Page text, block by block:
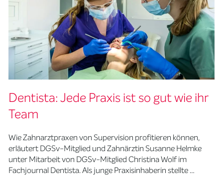
Dentista: Jede Praxis ist so gut wie ihr
Team
Wie Zahnarztpraxen von Supervision profitieren können,
erläutert DGSv-Mitglied und Zahnärztin Susanne Helmke
unter Mitarbeit von DGSv-Mitglied Christina Wolf im
Fachjournal Dentista. Als junge Praxisinhaberin stellte …